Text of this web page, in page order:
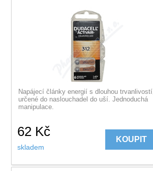
Napájecí články energií s dlouhou trvanlivostí,
určené do naslouchadel do uší. Jednoduchá
manipulace.
62 Kč
skladem
KOUPIT